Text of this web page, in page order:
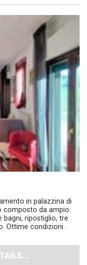
in palazzina di
composto da ampio
bagni, ripostiglio, tre
Ottime condizioni .